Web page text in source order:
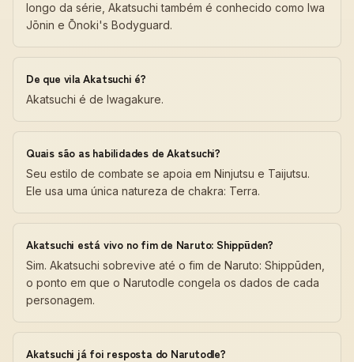
longo da série, Akatsuchi também é conhecido como Iwa
Jōnin e Ōnoki's Bodyguard.
De que vila Akatsuchi é?
Akatsuchi é de Iwagakure.
Quais são as habilidades de Akatsuchi?
Seu estilo de combate se apoia em Ninjutsu e Taijutsu.
Ele usa uma única natureza de chakra: Terra.
Akatsuchi está vivo no fim de Naruto: Shippūden?
Sim. Akatsuchi sobrevive até o fim de Naruto: Shippūden,
o ponto em que o Narutodle congela os dados de cada
personagem.
Akatsuchi já foi resposta do Narutodle?